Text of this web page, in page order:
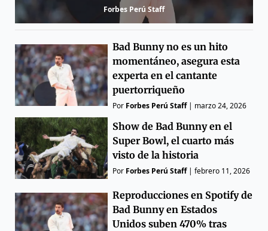
Forbes Perú Staff
Bad Bunny no es un hito
momentáneo, asegura esta
experta en el cantante
puertorriqueño
Por Forbes Perú Staff| marzo 24, 2026
Show de Bad Bunny en el
Super Bowl, el cuarto más
visto de la historia
Por Forbes Perú Staff|febrero 11, 2026
Reproducciones en Spotify de
Bad Bunny en Estados
Unidos suben 470% tras